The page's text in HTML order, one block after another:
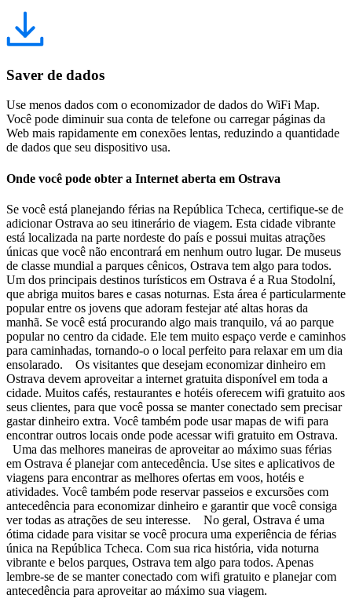
Saver de dados
Use menos dados com o economizador de dados do WiFi Map.
Você pode diminuir sua conta de telefone ou carregar páginas da
Web mais rapidamente em conexões lentas, reduzindo a quantidade
de dados que seu dispositivo usa.
Onde você pode obter a Internet aberta em Ostrava
Se você está planejando férias na República Tcheca, certifique-se de
adicionar Ostrava ao seu itinerário de viagem. Esta cidade vibrante
está localizada na parte nordeste do país e possui muitas atrações
únicas que você não encontrará em nenhum outro lugar. De museus
de classe mundial a parques cênicos, Ostrava tem algo para todos.
Um dos principais destinos turísticos em Ostrava é a Rua Stodolní,
que abriga muitos bares e casas noturnas. Esta área é particularmente
popular entre os jovens que adoram festejar até altas horas da
manhã. Se você está procurando algo mais tranquilo, vá ao parque
popular no centro da cidade. Ele tem muito espaço verde e caminhos
para caminhadas, tornando-o o local perfeito para relaxar em um dia
ensolarado. Os visitantes que desejam economizar dinheiro em
Ostrava devem aproveitar a internet gratuita disponível em toda a
cidade. Muitos cafés, restaurantes e hotéis oferecem wifi gratuito aos
seus clientes, para que você possa se manter conectado sem precisar
gastar dinheiro extra. Você também pode usar mapas de wifi para
encontrar outros locais onde pode acessar wifi gratuito em Ostrava.
Uma das melhores maneiras de aproveitar ao máximo suas férias
em Ostrava é planejar com antecedência. Use sites e aplicativos de
viagens para encontrar as melhores ofertas em voos, hotéis e
atividades. Você também pode reservar passeios e excursões com
antecedência para economizar dinheiro e garantir que você consiga
ver todas as atrações de seu interesse. No geral, Ostrava é uma
ótima cidade para visitar se você procura uma experiência de férias
única na República Tcheca. Com sua rica história, vida noturna
vibrante e belos parques, Ostrava tem algo para todos. Apenas
lembre-se de se manter conectado com wifi gratuito e planejar com
antecedência para aproveitar ao máximo sua viagem.